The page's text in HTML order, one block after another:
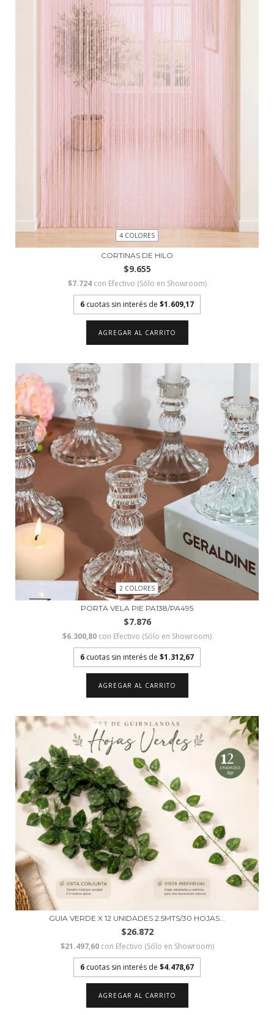
4 COLORES
CORTINAS DE HILO
$9.655
$7.724 con Efectivo (Sólo en Showroom)
6 cuotas sin interés de $1.609,17
AGREGAR AL CARRITO
2 COLORES
PORTA VELA PIE PA138/PA495
$7.876
$6.300,80 con Efectivo (Sólo en Showroom)
6 cuotas sin interés de $1.312,67
AGREGAR AL CARRITO
GUIA VERDE X 12 UNIDADES 2.5MTS/30 HOJAS...
$26.872
$21.497,60 con Efectivo (Sólo en Showroom)
6 cuotas sin interés de $4.478,67
AGREGAR AL CARRITO